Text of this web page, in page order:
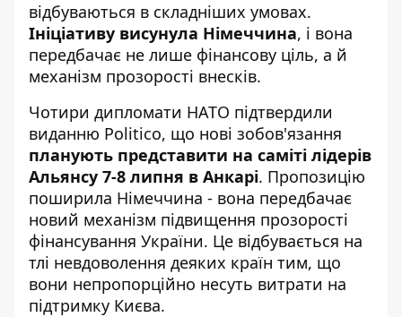
відбуваються в складніших умовах.
Ініціативу висунула Німеччина, і вона
передбачає не лише фінансову ціль, а й
механізм прозорості внесків.
Чотири дипломати НАТО підтвердили
виданню Politico, що нові зобов'язання
планують представити на саміті лідерів
Альянсу 7-8 липня в Анкарі. Пропозицію
поширила Німеччина - вона передбачає
новий механізм підвищення прозорості
фінансування України. Це відбувається на
тлі невдоволення деяких країн тим, що
вони непропорційно несуть витрати на
підтримку Києва.